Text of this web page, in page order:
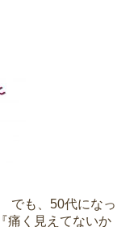
でも、50代になっ
痛く見えてないか